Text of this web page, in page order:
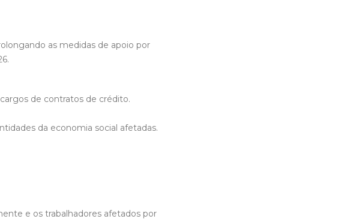
as medidas de apoio por
de contratos de crédito.
da economia social afetadas.
e os trabalhadores afetados por